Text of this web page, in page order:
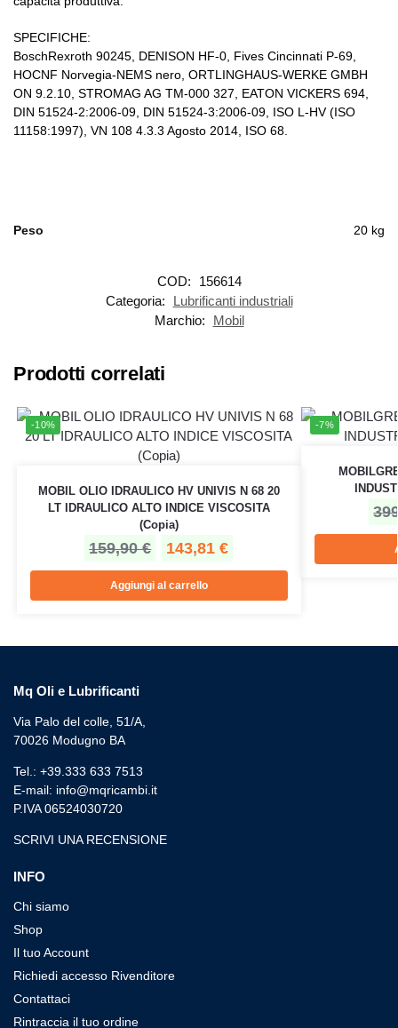
SPECIFICHE:
BoschRexroth 90245, DENISON HF-0, Fives Cincinnati P-69,
HOCNF Norvegia-NEMS nero, ORTLINGHAUS-WERKE GMBH
ON 9.2.10, STROMAG AG TM-000 327, EATON VICKERS 694,
DIN 51524-2:2006-09, DIN 51524-3:2006-09, ISO L-HV (ISO
11158:1997), VN 108 4.3.3 Agosto 2014, ISO 68.
Peso 20 kg
COD:
156614
Categoria:
Lubrificanti industriali
Marchio:
Mobil
Prodotti correlati
-10%
MOBIL OLIO IDRAULICO HV UNIVIS N 68 20
LT IDRAULICO ALTO INDICE VISCOSITA
(Copia)
159,90€ 143,81€
Aggiungi al carrello
-7%
Mq Oli e Lubrificanti
Via Palo del colle, 51/A,
70026 Modugno BA
Tel.: +39.333 633 7513
E-mail: info@mqricambi.it
P.IVA 06524030720
SCRIVI UNA RECENSIONE
INFO
Chi siamo
Shop
Il tuo Account
Richiedi accesso Rivenditore
Contattaci
Rintraccia il tuo ordine